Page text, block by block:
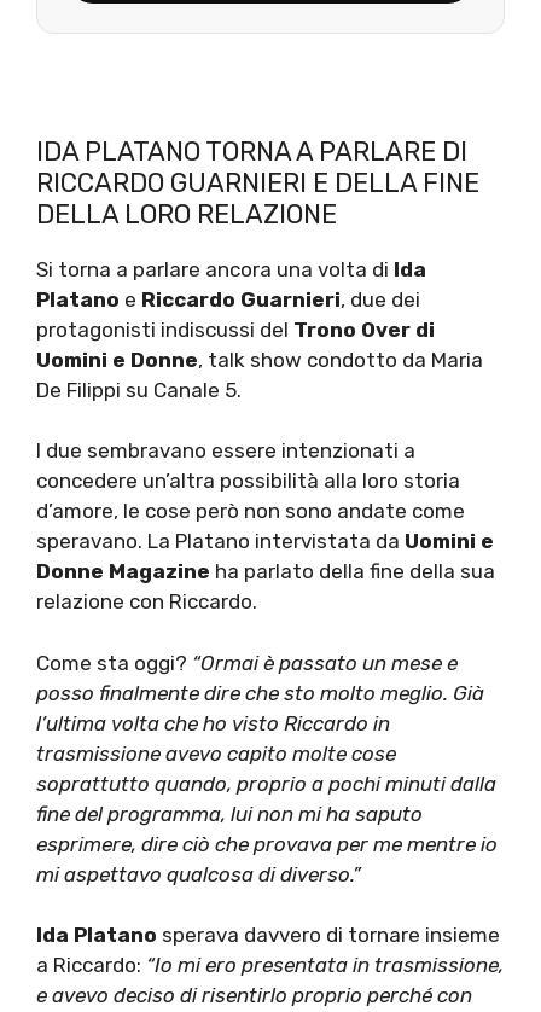
IDA PLATANO TORNA A PARLARE DI
RICCARDO GUARNIERI E DELLA FINE
DELLA LORO RELAZIONE
Si torna a parlare ancora una volta di Ida
Platano e Riccardo Guarnieri, due dei
protagonisti indiscussi del Trono Over di
Uomini e Donne, talk show condotto da Maria
De Filippi su Canale 5.
I due sembravano essere intenzionati a
concedere un’altra possibilità alla loro storia
d’amore, le cose però non sono andate come
speravano. La Platano intervistata da Uomini e
Donne Magazine ha parlato della fine della sua
relazione con Riccardo.
Come sta oggi? “Ormai è passato un mese e
posso finalmente dire che sto molto meglio. Già
l’ultima volta che ho visto Riccardo in
trasmissione avevo capito molte cose
soprattutto quando, proprio a pochi minuti dalla
fine del programma, lui non mi ha saputo
esprimere, dire ciò che provava per me mentre io
mi aspettavo qualcosa di diverso.”
Ida Platano sperava davvero di tornare insieme
a Riccardo: “Io mi ero presentata in trasmissione,
e avevo deciso di risentirlo proprio perché con